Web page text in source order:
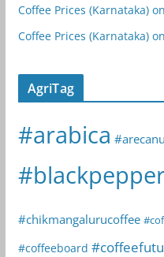
Coffee Prices (Karnataka)
Coffee Prices (Karnataka)
AgriTag
#arabica
#chikmangalurucoffee
#coffeeboard